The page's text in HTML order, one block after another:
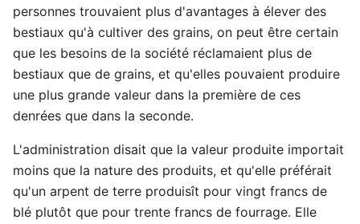
personnes trouvaient plus d'avantages à élever des
bestiaux qu'à cultiver des grains, on peut être certain
que les besoins de la société réclamaient plus de
bestiaux que de grains, et qu'elles pouvaient produire
une plus grande valeur dans la première de ces
denrées que dans la seconde.
L'administration disait que la valeur produite importait
moins que la nature des produits, et qu'elle préférait
qu'un arpent de terre produisît pour vingt francs de
blé plutôt que pour trente francs de fourrage. Elle